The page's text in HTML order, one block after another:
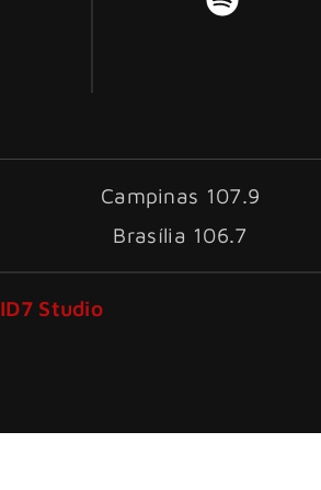
Campinas 107.9
Brasília 106.7
ID7 Studio